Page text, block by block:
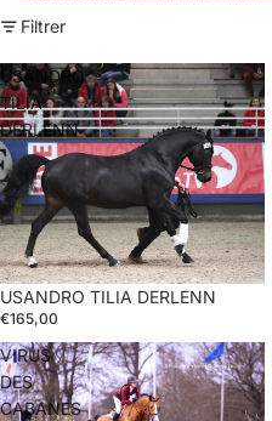
Filtrer
USANDRO
TILIA
DERLENN
USANDRO TILIA DERLENN
€165,00
VIRUS
DES
CABANES